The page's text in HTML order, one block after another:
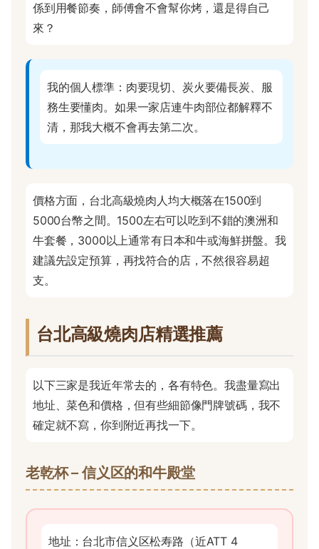
係到用餐節奏，師傅會不會幫你烤，還是得自己
來？
我的個人標準：肉要現切、炭火要備長炭、服
務生要懂肉。如果一家店連牛肉部位都解釋不
清，那我大概不會再去第二次。
價格方面，台北高級燒肉人均大概落在1500到
5000台幣之間。1500左右可以吃到不錯的澳洲和
牛套餐，3000以上通常有日本和牛或海鮮拼盤。我
建議先設定預算，再找符合的店，不然很容易超
支。
台北高級燒肉店精選推薦
以下三家是我近年常去的，各有特色。我盡量寫出
地址、菜色和價格，但有些細節像門牌號碼，我不
確定就不寫，你到附近再找一下。
老乾杯 – 信义区的和牛殿堂
地址：台北市信义区松寿路（近ATT 4